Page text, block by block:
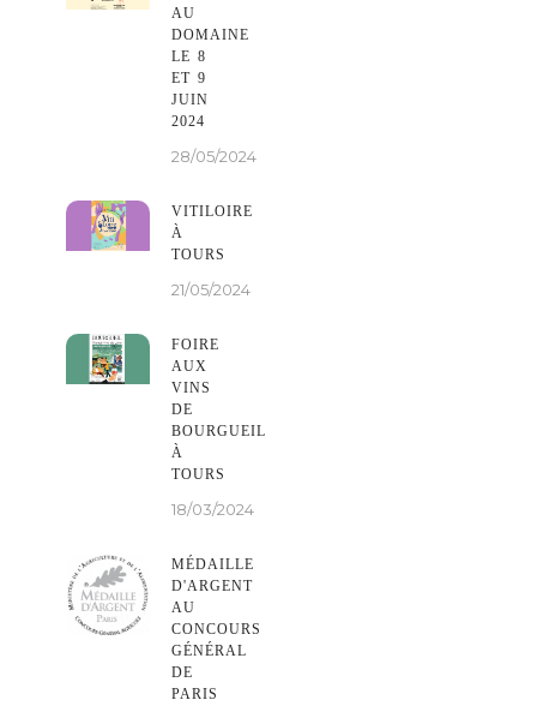
AU
DOMAINE
LE 8
ET 9
JUIN
2024
28/05/2024
VITILOIRE
À
TOURS
21/05/2024
FOIRE
AUX
VINS
DE
BOURGUEIL
À
TOURS
18/03/2024
MÉDAILLE
D'ARGENT
AU
CONCOURS
GÉNÉRAL
DE
PARIS